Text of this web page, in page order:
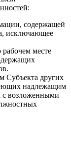
содержащей
исключающее
рабочем месте
Субъекта других
надлежащим
с возложенными